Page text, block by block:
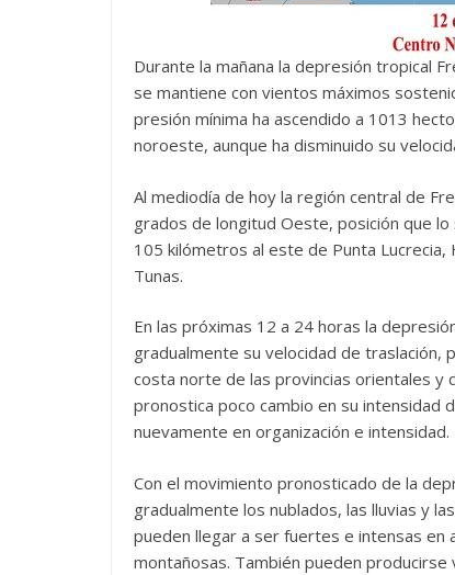
Durante la mañana la depresión tropical
se mantiene con vientos máximos
presión mínima ha ascendido a 1013
noroeste, aunque ha disminuido su
Al mediodía de hoy la región central de
grados de longitud Oeste, posición que
105 kilómetros al este de Punta
Tunas.
En las próximas 12 a 24 horas la
gradualmente su velocidad de traslación,
costa norte de las provincias orientales y
pronostica poco cambio en su intensidad
nuevamente en organización e intensidad.
Con el movimiento pronosticado de la
gradualmente los nublados, las lluvias y
pueden llegar a ser fuertes e intensas en
montañosas. También pueden